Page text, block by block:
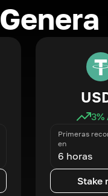
3%
Primeras
en
6 horas
Stake